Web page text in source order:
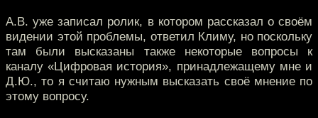
А.В. уже записал ролик, в котором рассказал о своём
видении этой проблемы, ответил Климу, но поскольку
там были высказаны также некоторые вопросы к
каналу «Цифровая история», принадлежащему мне и
Д.Ю., то я считаю нужным высказать своё мнение по
этому вопросу.